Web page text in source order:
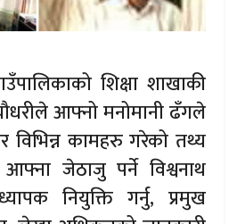
शिक्षा शाखाकी
आफ्नो मनोमानी ढँगले
विभिन्न कामहरु गरेको तथ्य
जेठाजु पर्ने विश्वनाथ
नियुक्ति गर्नु, प्रमुख